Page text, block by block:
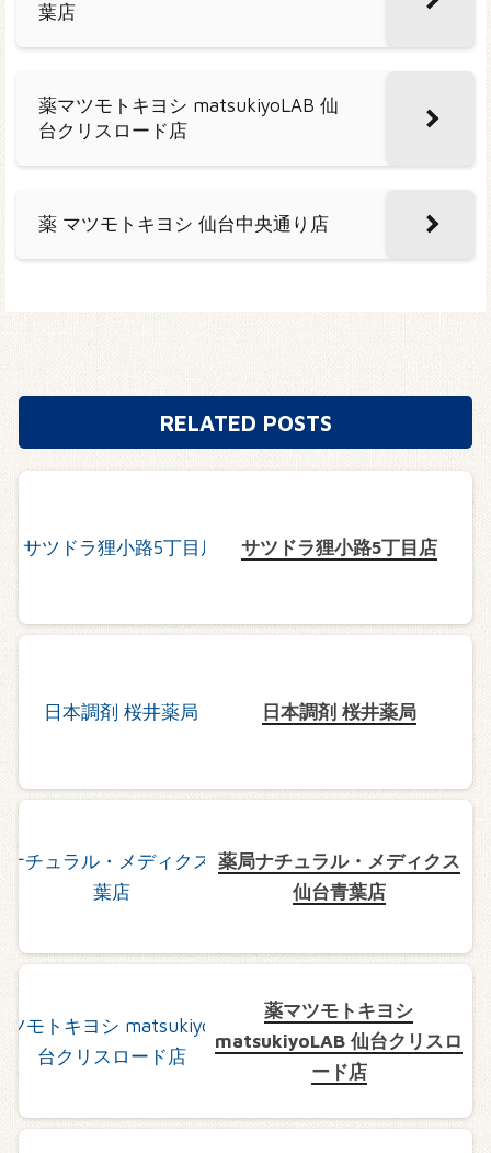
葉店
薬マツモトキヨシ matsukiyoLAB 仙
台クリスロード店
薬 マツモトキヨシ 仙台中央通り店
RELATED POSTS
サツドラ狸小路5丁目店
日本調剤 桜井薬局
薬局ナチュラル・メディクス
仙台青葉店
薬マツモトキヨシ
matsukiyoLAB 仙台クリスロ
ード店